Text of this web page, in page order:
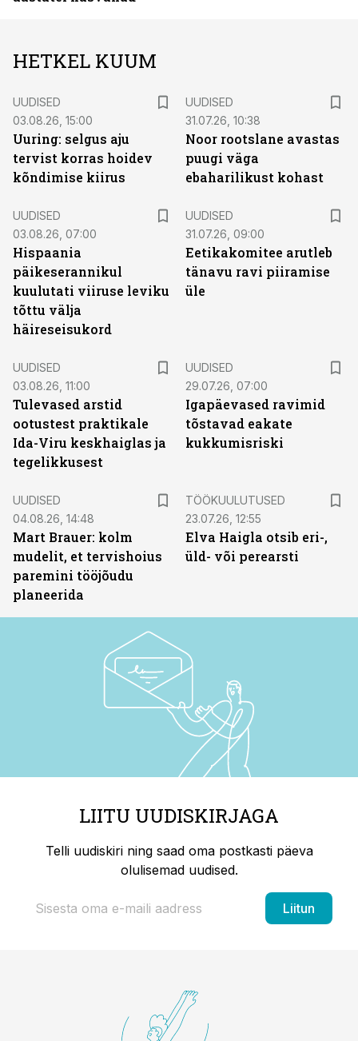
HETKEL KUUM
UUDISED
03.08.26, 15:00
Uuring: selgus aju
tervist korras hoidev
kõndimise kiirus
UUDISED
31.07.26, 10:38
Noor rootslane avastas
puugi väga
ebaharilikust kohast
UUDISED
03.08.26, 07:00
Hispaania
päikeserannikul
kuulutati viiruse leviku
tõttu välja
häireseisukord
UUDISED
31.07.26, 09:00
Eetikakomitee arutleb
tänavu ravi piiramise
üle
UUDISED
03.08.26, 11:00
Tulevased arstid
ootustest praktikale
Ida-Viru keskhaiglas ja
tegelikkusest
UUDISED
29.07.26, 07:00
Igapäevased ravimid
tõstavad eakate
kukkumisriski
UUDISED
04.08.26, 14:48
Mart Brauer: kolm
mudelit, et tervishoius
paremini tööjõudu
planeerida
TÖÖKUULUTUSED
23.07.26, 12:55
Elva Haigla otsib eri-,
üld- või perearsti
LIITU UUDISKIRJAGA
Telli uudiskiri ning saad oma postkasti päeva
olulisemad uudised.
Liitun